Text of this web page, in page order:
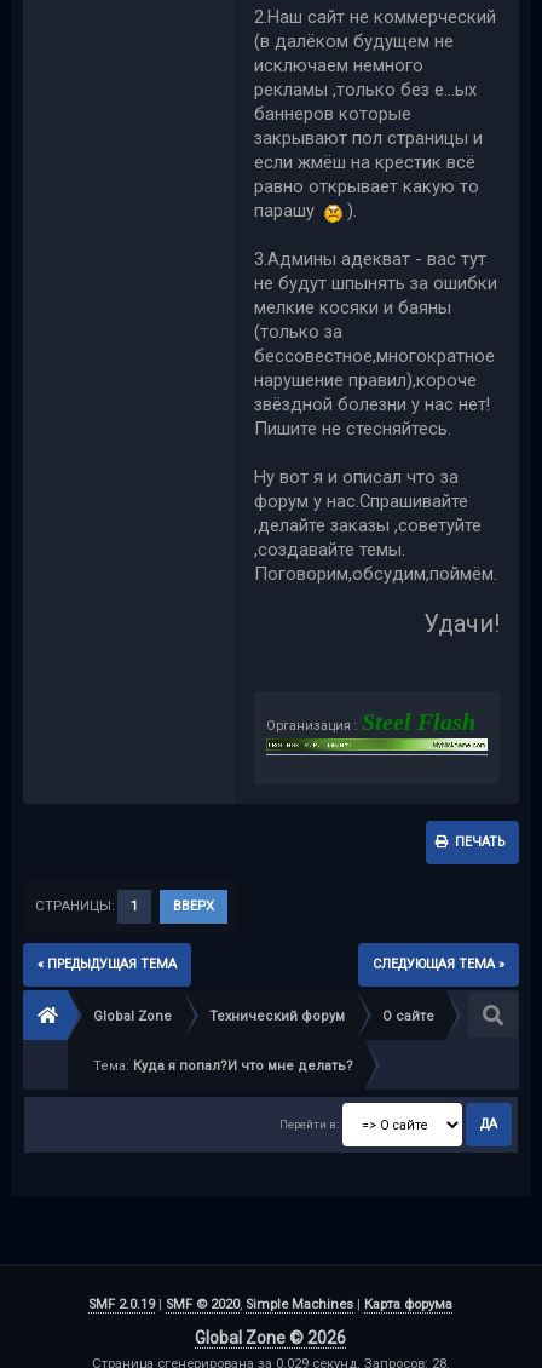
2.Наш сайт не коммерческий
(в далёком будущем не
исключаем немного
рекламы ,только без е...ых
баннеров которые
закрывают пол страницы и
если жмёш на крестик всё
равно открывает какую то
парашу
).
3.Админы адекват - вас тут
не будут шпынять за ошибки
мелкие косяки и баяны
(только за
бессовестное,многократное
нарушение правил),короче
звёздной болезни у нас нет!
Пишите не стесняйтесь.
Ну вот я и описал что за
форум у нас.Спрашивайте
,делайте заказы ,советуйте
,создавайте темы.
Поговорим,обсудим,поймём.
Удачи!
Организация : Steel Flash
ПЕЧАТЬ
СТРАНИЦЫ: 1 ВВЕРХ
« ПРЕДЫДУЩАЯ ТЕМА СЛЕДУЮЩАЯ ТЕМА »
Global Zone Технический форум О сайте
Тема: Куда я попал?И что мне делать?
Перейти в:
SMF 2.0.19| SMF © 2020, Simple Machines | Карта форума
Global Zone © 2026
Страница сгенерирована за 0.029 секунд. Запросов: 28.